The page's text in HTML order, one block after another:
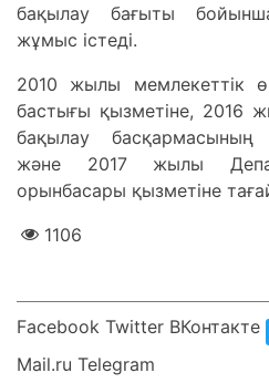
бақылау бағыты
жұмыс істеді.
2010 жылы мемлекеттік
бастығы қызметіне, 2016
бақылау
және 2017 жылы
орынбасары қызметіне
1106
Facebook Twitter ВКонтакте
Mail.ru Telegram